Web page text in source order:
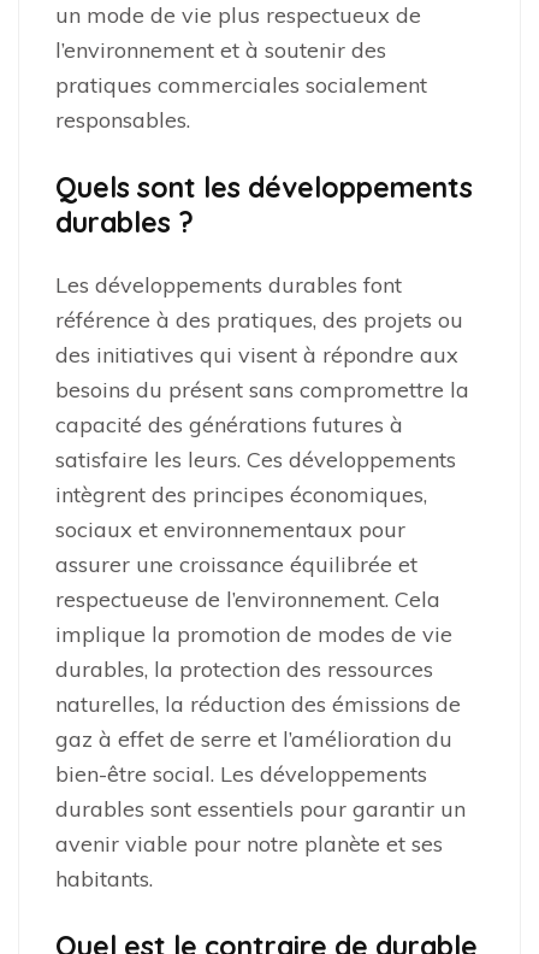
un mode de vie plus respectueux de
l’environnement et à soutenir des
pratiques commerciales socialement
responsables.
Quels sont les développements
durables ?
Les développements durables font
référence à des pratiques, des projets ou
des initiatives qui visent à répondre aux
besoins du présent sans compromettre la
capacité des générations futures à
satisfaire les leurs. Ces développements
intègrent des principes économiques,
sociaux et environnementaux pour
assurer une croissance équilibrée et
respectueuse de l’environnement. Cela
implique la promotion de modes de vie
durables, la protection des ressources
naturelles, la réduction des émissions de
gaz à effet de serre et l’amélioration du
bien-être social. Les développements
durables sont essentiels pour garantir un
avenir viable pour notre planète et ses
habitants.
Quel est le contraire de durable